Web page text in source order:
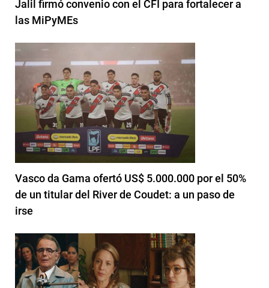
Jalil firmó convenio con el CFI para fortalecer a
las MiPyMEs
Vasco da Gama ofertó US$ 5.000.000 por el 50%
de un titular del River de Coudet: a un paso de
irse